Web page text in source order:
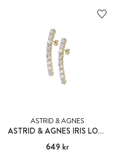
ASTRID & AGNES
ASTRID & AGNES IRIS LONG
Pris:649 kr
649 kr